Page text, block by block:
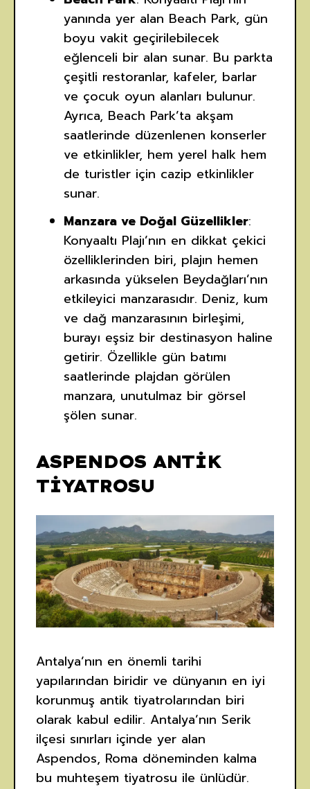
yanında yer alan Beach Park, gün
boyu vakit geçirilebilecek
eğlenceli bir alan sunar. Bu parkta
çeşitli restoranlar, kafeler, barlar
ve çocuk oyun alanları bulunur.
Ayrıca, Beach Park’ta akşam
saatlerinde düzenlenen konserler
ve etkinlikler, hem yerel halk hem
de turistler için cazip etkinlikler
sunar.
Manzara ve Doğal Güzellikler:
Konyaaltı Plajı’nın en dikkat çekici
özelliklerinden biri, plajın hemen
arkasında yükselen Beydağları’nın
etkileyici manzarasıdır. Deniz, kum
ve dağ manzarasının birleşimi,
burayı eşsiz bir destinasyon haline
getirir. Özellikle gün batımı
saatlerinde plajdan görülen
manzara, unutulmaz bir görsel
şölen sunar.
ASPENDOS ANTİK
TİYATROSU
Antalya’nın en önemli tarihi
yapılarından biridir ve dünyanın en iyi
korunmuş antik tiyatrolarından biri
olarak kabul edilir. Antalya’nın Serik
ilçesi sınırları içinde yer alan
Aspendos, Roma döneminden kalma
bu muhteşem tiyatrosu ile ünlüdür.